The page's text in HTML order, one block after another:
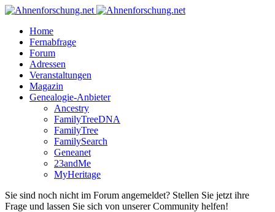
Home
Fernabfrage
Forum
Adressen
Veranstaltungen
Magazin
Genealogie-Anbieter
Ancestry
FamilyTreeDNA
FamilyTree
FamilySearch
Geneanet
23andMe
MyHeritage
Sie sind noch nicht im Forum angemeldet? Stellen Sie jetzt ihre
Frage und lassen Sie sich von unserer Community helfen!